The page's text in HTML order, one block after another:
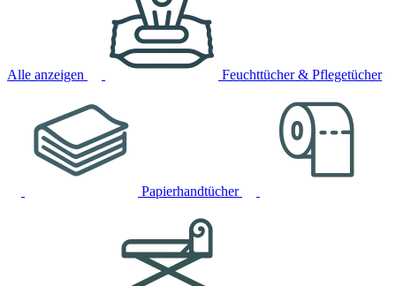
Alle anzeigen Feuchttücher & Pflegetücher
Papierhandtücher